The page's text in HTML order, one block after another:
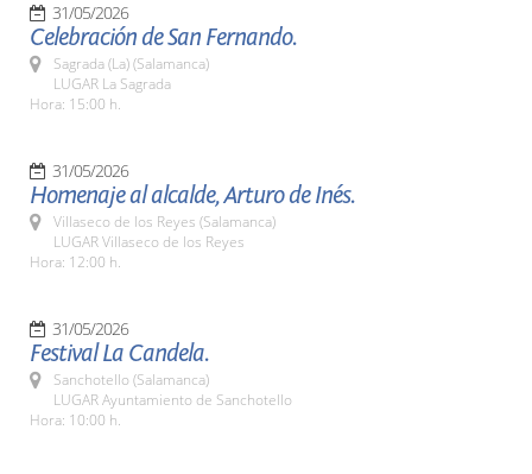
31/05/2026
Celebración de San Fernando.
Sagrada (La) (Salamanca)
LUGAR La Sagrada
Hora: 15:00 h.
31/05/2026
Homenaje al alcalde, Arturo de Inés.
Villaseco de los Reyes (Salamanca)
LUGAR Villaseco de los Reyes
Hora: 12:00 h.
31/05/2026
Festival La Candela.
Sanchotello (Salamanca)
LUGAR Ayuntamiento de Sanchotello
Hora: 10:00 h.